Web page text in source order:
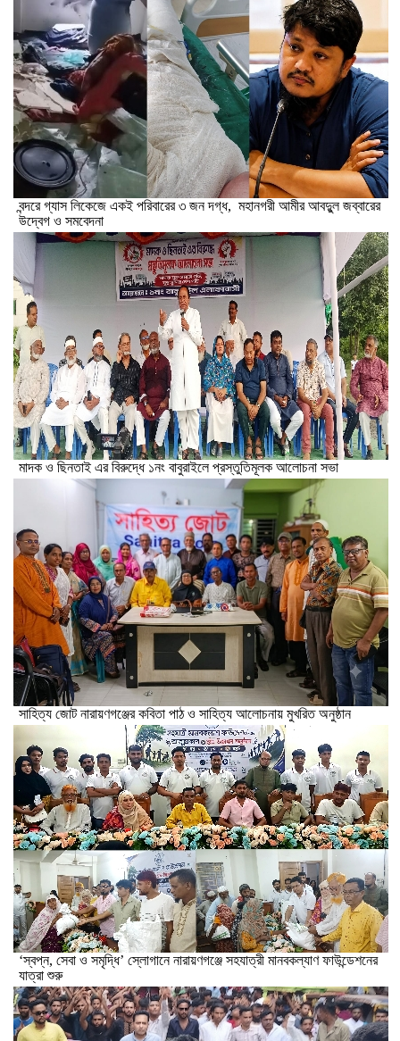
বন্দরে গ্যাস লিকেজে একই পরিবারের ৩ জন দগ্ধ, মহানগরী আমীর আবদুুল জব্বারের
উদ্বেগ ও সমবেদনা
মাদক ও ছিনতাই এর বিরুদ্ধে ১নং বাবুরাইলে প্রস্তুতিমূলক আলোচনা সভা
সাহিত্য জোট নারায়ণগঞ্জের কবিতা পাঠ ও সাহিত্য আলোচনায় মুখরিত অনুষ্ঠান
‘স্বপ্ন, সেবা ও সমৃদ্ধি’ স্লোগানে নারায়ণগঞ্জে সহযাত্রী মানবকল্যাণ ফাউন্ডেশনের
যাত্রা শুরু